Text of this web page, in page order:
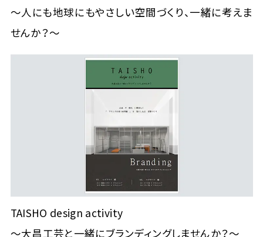
～人にも地球にもやさしい空間づくり、一緒に考えま
せんか？～
TAISHO design activity
～大昌工芸と一緒にブランディングしませんか？～